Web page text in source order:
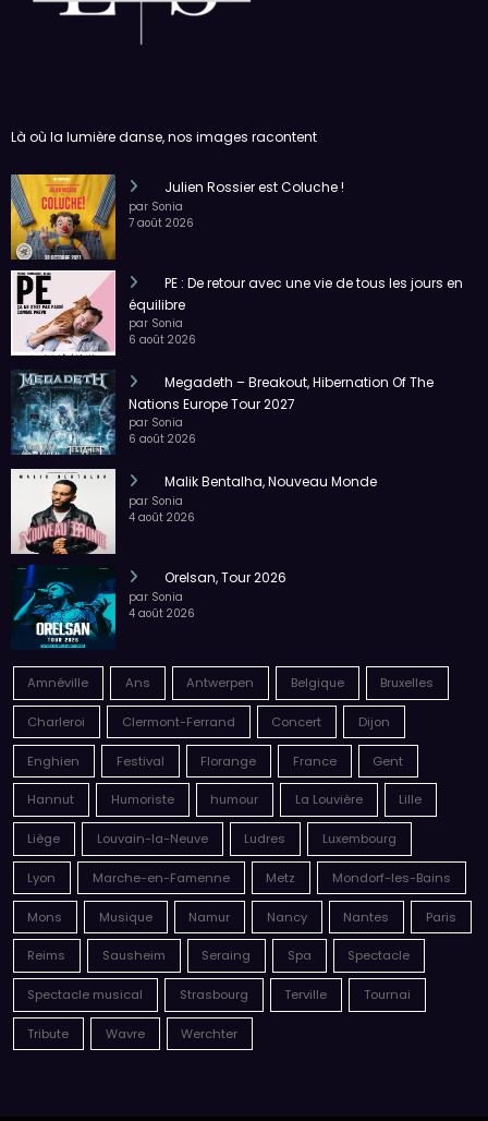
Là où la lumière danse, nos images racontent
Julien Rossier est Coluche !
par Sonia
7 août 2026
PE : De retour avec une vie de tous les jours en
équilibre
par Sonia
6 août 2026
Megadeth – Breakout, Hibernation Of The
Nations Europe Tour 2027
par Sonia
6 août 2026
Malik Bentalha, Nouveau Monde
par Sonia
4 août 2026
Orelsan, Tour 2026
par Sonia
4 août 2026
Amnéville Ans Antwerpen Belgique Bruxelles
Charleroi Clermont-Ferrand Concert Dijon
Enghien Festival Florange France Gent
Hannut Humoriste humour La Louvière Lille
Liège Louvain-la-Neuve Ludres Luxembourg
Lyon Marche-en-Famenne Metz Mondorf-les-Bains
Mons Musique Namur Nancy Nantes Paris
Reims Sausheim Seraing Spa Spectacle
Spectacle musical Strasbourg Terville Tournai
Tribute Wavre Werchter